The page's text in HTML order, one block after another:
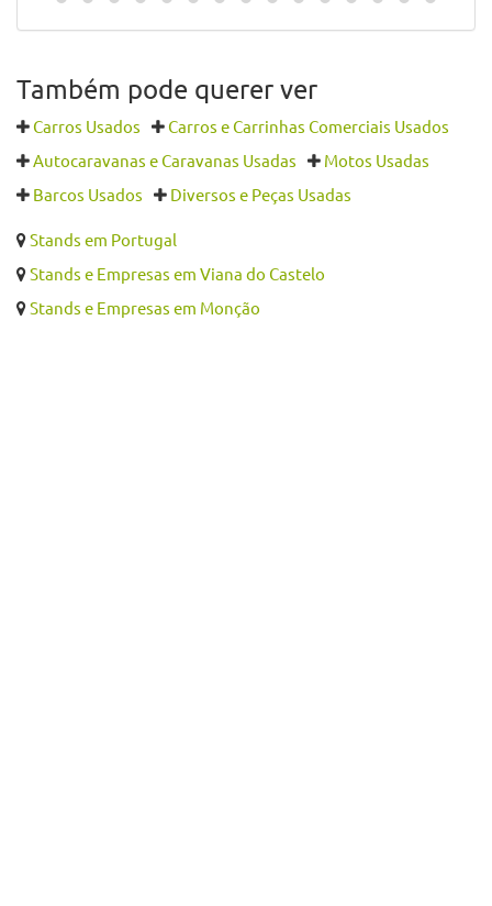
Também pode querer ver
Carros Usados
Carros e Carrinhas Comerciais Usados
Autocaravanas e Caravanas Usadas
Motos Usadas
Barcos Usados
Diversos e Peças Usadas
Stands em Portugal
Stands e Empresas em Viana do Castelo
Stands e Empresas em Monção